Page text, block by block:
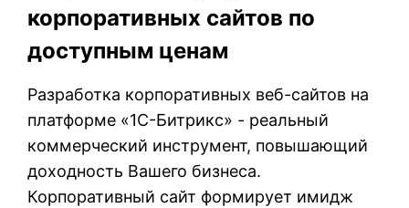
корпоративных сайтов по
доступным ценам
Разработка корпоративных веб-сайтов на
платформе «1С-Битрикс» - реальный
коммерческий инструмент, повышающий
доходность Вашего бизнеса.
Корпоративный сайт формирует имидж